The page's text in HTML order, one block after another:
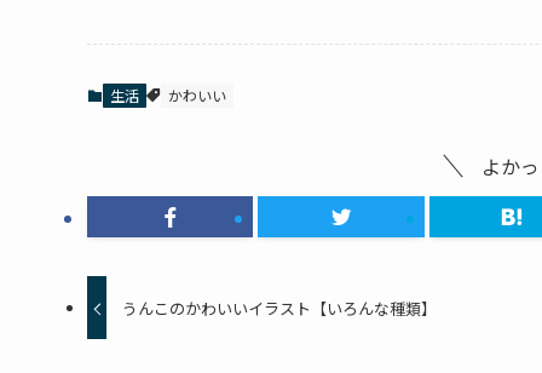
生活 かわいい
よか
うんこのかわいいイラスト【いろんな種類】